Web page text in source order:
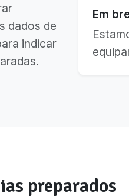
dados de
indicar
Em
preparados